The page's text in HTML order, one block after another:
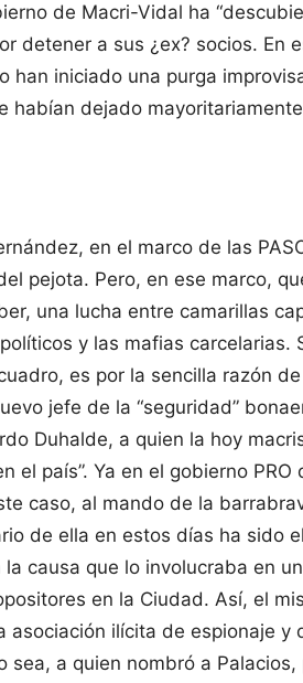
de Macri-Vidal ha
detener a sus ¿ex? socios. En
han iniciado una purga
habían dejado
en el marco de las
pejota. Pero, en ese marco,
una lucha entre camarillas
y las mafias carcelarias.
es por la sencilla razón
jefe de la “seguridad”
Duhalde, a quien la hoy
el país”. Ya en el gobierno
caso, al mando de la
de ella en estos días ha sido
causa que lo involucraba en
en la Ciudad. Así, el
asociación ilícita de espionaje y
a quien nombró a